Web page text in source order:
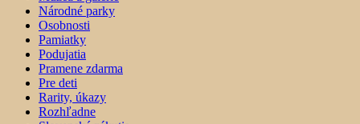
Národné parky
Osobnosti
Pamiatky
Podujatia
Pramene zdarma
Pre deti
Rarity, úkazy
Rozhľadne